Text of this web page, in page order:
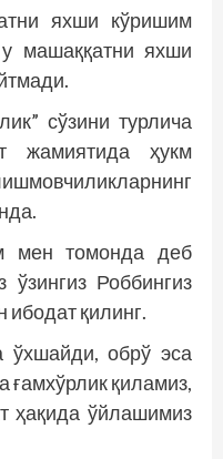
яхши кўришим
машаққатни яхши
сўзини турлича
жамиятида ҳукм
мен томонда деб
Роббингиз
қилинг.
ўхшайди, обрў эса
ғамхўрлик қиламиз,
ҳақида ўйлашимиз